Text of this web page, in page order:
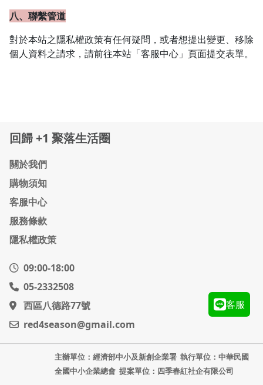
八、聯繫管道
對於本站之隱私權政策有任何疑問，或者想提出變更、移除
個人資料之請求，請前往本站「客服中心」頁面提交表單。
客服
回歸 +1 聚落生活圈
關於我們
購物須知
客服中心
服務條款
隱私權政策
09:00-18:00
05-2332508
西區八德路77號
red4season@gmail.com
主辦單位：經濟部中小及新創企業署執行單位：中華民國
全國中小企業總會提案單位：四季春紅社企有限公司